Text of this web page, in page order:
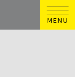
MENU